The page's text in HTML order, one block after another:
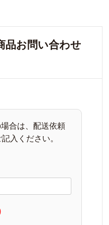
品お問い合わせ
合は、配送依頼
入ください。